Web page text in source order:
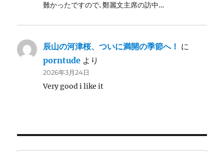
難かったですので､鄭麗文主席の訪中…
辰山の河津桜、ついに満開の季節へ！ に
porntude より
2026年3月24日
Very good i like it